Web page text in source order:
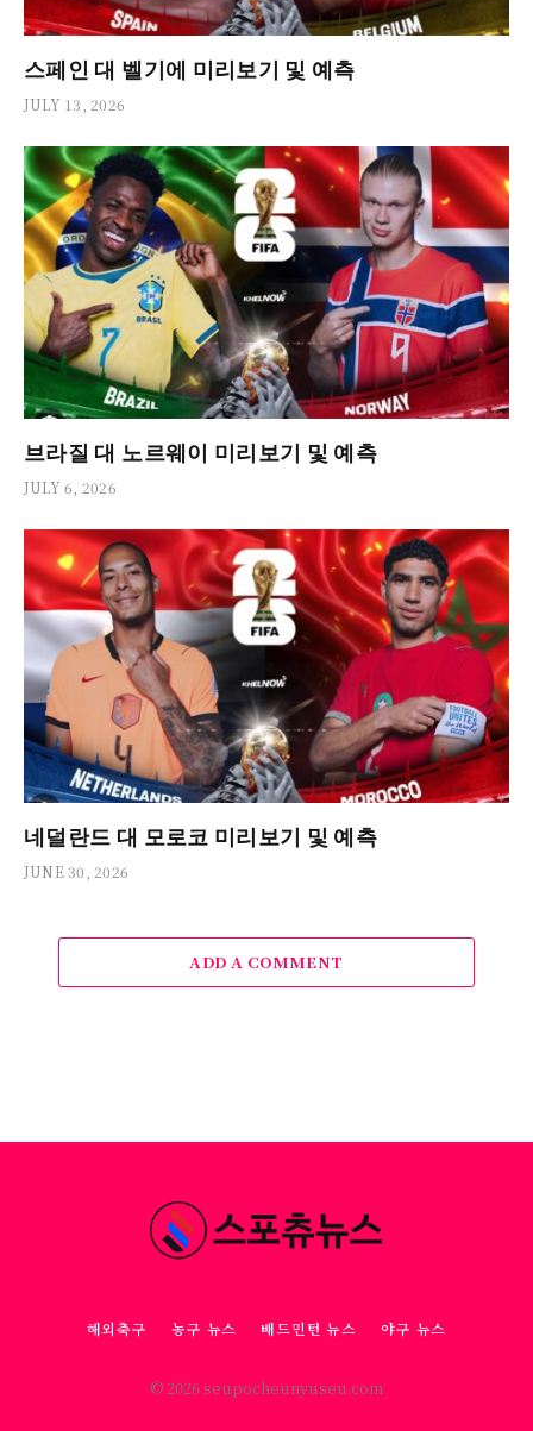
스페인 대 벨기에 미리보기 및 예측
JULY 13, 2026
브라질 대 노르웨이 미리보기 및 예측
JULY 6, 2026
네덜란드 대 모로코 미리보기 및 예측
JUNE 30, 2026
ADD A COMMENT
해외축구 농구 뉴스 배드민턴 뉴스 야구 뉴스
© 2026 seupocheunyuseu.com